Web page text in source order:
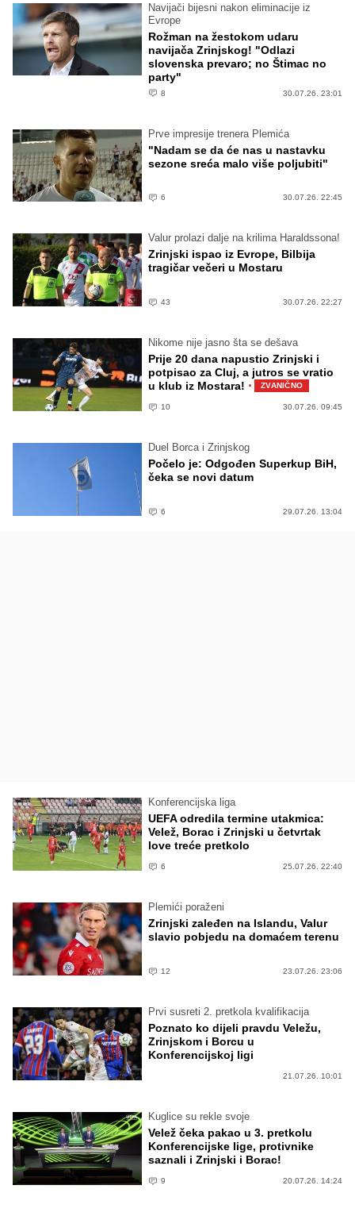
Navijači bijesni nakon eliminacije iz
Evrope
Rožman na žestokom udaru
navijača Zrinjskog! "Odlazi
slovenska prevaro; no Štimac no
party"
8 30.07.26. 23:01
Prve impresije trenera Plemića
"Nadam se da će nas u nastavku
sezone sreća malo više poljubiti"
6 30.07.26. 22:45
Valur prolazi dalje na krilima Haraldssona!
Zrinjski ispao iz Evrope, Bilbija
tragičar večeri u Mostaru
43 30.07.26. 22:27
Nikome nije jasno šta se dešava
Prije 20 dana napustio Zrinjski i
potpisao za Cluj, a jutros se vratio
u klub iz Mostara! · ZVANIČNO
10 30.07.26. 09:45
Duel Borca i Zrinjskog
Počelo je: Odgođen Superkup BiH,
čeka se novi datum
6 29.07.26. 13:04
Konferencijska liga
UEFA odredila termine utakmica:
Velež, Borac i Zrinjski u četvrtak
love treće pretkolo
6 25.07.26. 22:40
Plemići poraženi
Zrinjski zaleđen na Islandu, Valur
slavio pobjedu na domaćem terenu
12 23.07.26. 23:06
Prvi susreti 2. pretkola kvalifikacija
Poznato ko dijeli pravdu Veležu,
Zrinjskom i Borcu u
Konferencijskoj ligi
21.07.26. 10:01
Kuglice su rekle svoje
Velež čeka pakao u 3. pretkolu
Konferencijske lige, protivnike
saznali i Zrinjski i Borac!
9 20.07.26. 14:24